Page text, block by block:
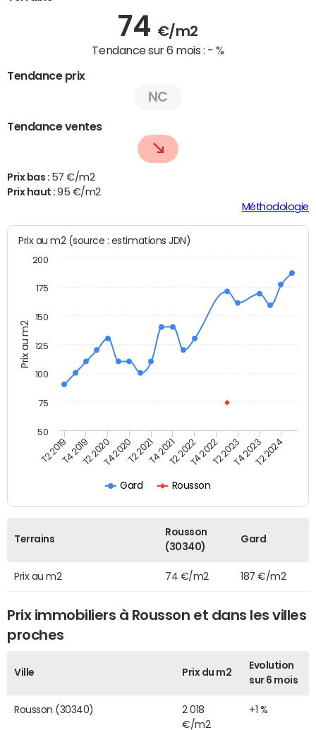
74 €/m2
Tendance sur 6 mois : - %
Tendance prix
NC
Tendance ventes
Prix bas : 57 €/m2
Prix haut :95 €/m2
Méthodologie
Prix au m2
Prix au m2 (source : estimations JDN)
Gard Rousson
T2 2019T4 2019T2 2020T4 2020T2 2021T4 2021T2 2022T4 2022T2 2023T4 2023T2 2024
50
75
100
125
150
175
200
Terrains
Rousson
(30340)
Gard
Prix au m2 74 €/m2 187 €/m2
Prix immobiliers à Rousson et dans les villes
proches
Ville Prix du m2
Evolution
sur 6 mois
Rousson (30340)
2 018
€/m2
+1 %